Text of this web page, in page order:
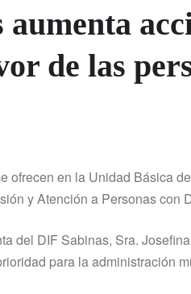
de las
ofrecen en la Unidad Básica
y Atención a Personas con
del DIF Sabinas, Sra.
para la administración